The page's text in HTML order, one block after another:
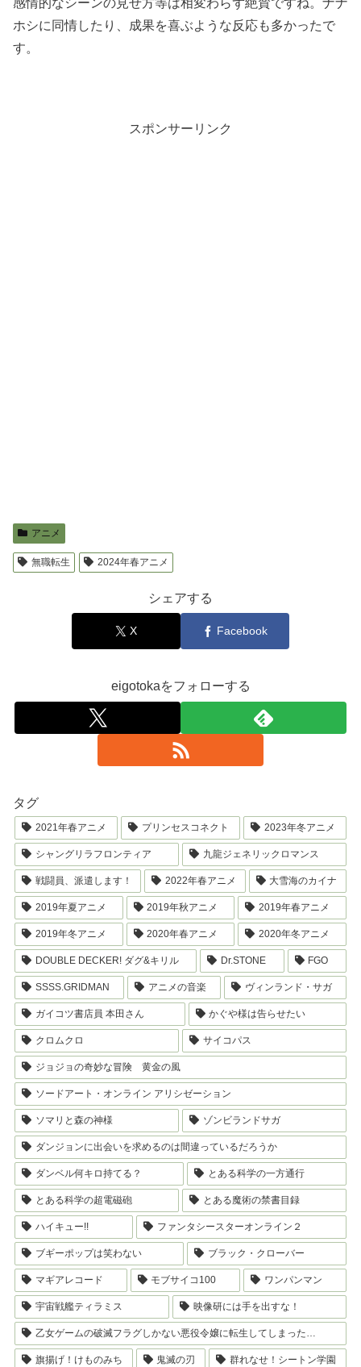
ホシに同情したり、成果を喜ぶような反応も多かったで
す。
スポンサーリンク
アニメ
無職転生 2024年春アニメ
シェアする
X Facebook
eigotokaをフォローする
タグ
2021年春アニメ プリンセスコネクト 2023年冬アニメ
シャングリラフロンティア 九龍ジェネリックロマンス
戦闘員、派遣します！ 2022年春アニメ 大雪海のカイナ
2019年夏アニメ 2019年秋アニメ 2019年春アニメ
2019年冬アニメ 2020年春アニメ 2020年冬アニメ
DOUBLE DECKER! ダグ&キリル Dr.STONE FGO
SSSS.GRIDMAN アニメの音楽 ヴィンランド・サガ
ガイコツ書店員 本田さん かぐや様は告らせたい
クロムクロ サイコパス
ジョジョの奇妙な冒険 黄金の風
ソードアート・オンライン アリシゼーション
ソマリと森の神様 ゾンビランドサガ
ダンジョンに出会いを求めるのは間違っているだろうか
ダンベル何キロ持てる？ とある科学の一方通行
とある科学の超電磁砲 とある魔術の禁書目録
ハイキュー!! ファンタシースターオンライン２
ブギーポップは笑わない ブラック・クローバー
マギアレコード モブサイコ100 ワンパンマン
宇宙戦艦ティラミス 映像研には手を出すな！
乙女ゲームの破滅フラグしかない悪役令嬢に転生してしまった…
旗揚げ！けものみち 鬼滅の刃 群れなせ！シートン学園